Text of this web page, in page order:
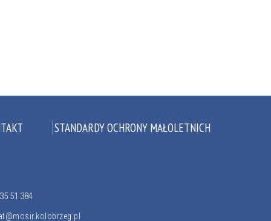
STANDARDY OCHRONY MAŁOLETNICH
51 384